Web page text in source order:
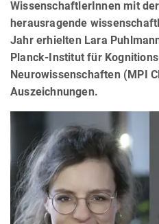
WissenschaftlerInnen mit
herausragende
Jahr erhielten Lara
Planck-Institut für
Neurowissenschaften (MPI
Auszeichnungen.